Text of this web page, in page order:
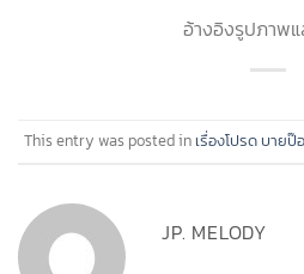
อ้างอิงรูปภาพ
This entry was posted in เรื่องโปรด บายป๊
JP. MELODY